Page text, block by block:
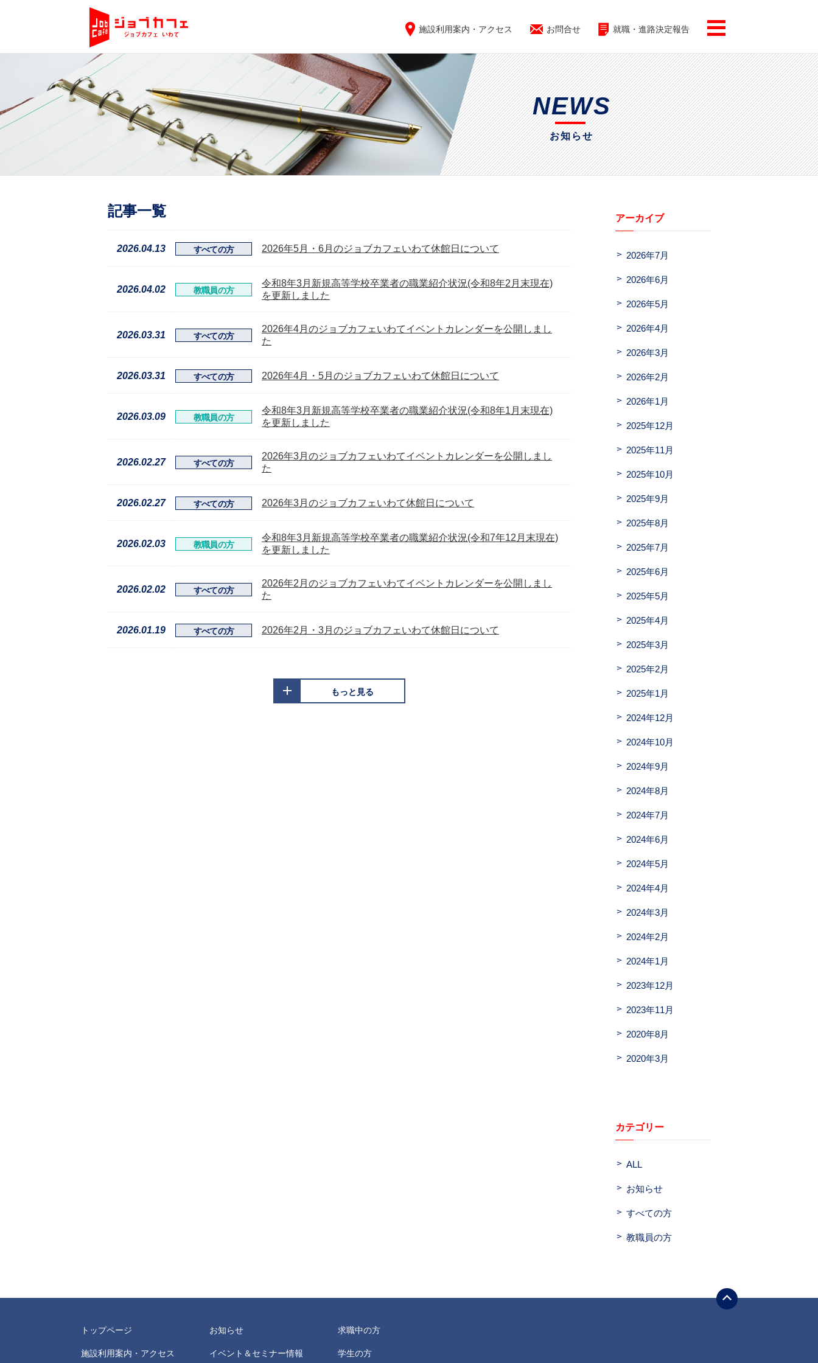
施設利用案内・アクセス お問合せ 就職・進路決定報告
NEWS
お知らせ
記事一覧
2026.04.13 すべての方 2026年5月・6月のジョブカフェいわて休館日について
2026.04.02 教職員の方
令和8年3月新規高等学校卒業者の職業紹介状況(令和8年2月末現在)
を更新しました
2026.03.31 すべての方
2026年4月のジョブカフェいわてイベントカレンダーを公開しまし
た
2026.03.31 すべての方 2026年4月・5月のジョブカフェいわて休館日について
2026.03.09 教職員の方
令和8年3月新規高等学校卒業者の職業紹介状況(令和8年1月末現在)
を更新しました
2026.02.27 すべての方
2026年3月のジョブカフェいわてイベントカレンダーを公開しまし
た
2026.02.27 すべての方 2026年3月のジョブカフェいわて休館日について
2026.02.03 教職員の方
令和8年3月新規高等学校卒業者の職業紹介状況(令和7年12月末現在)
を更新しました
2026.02.02 すべての方
2026年2月のジョブカフェいわてイベントカレンダーを公開しまし
た
2026.01.19 すべての方 2026年2月・3月のジョブカフェいわて休館日について
もっと見る
アーカイブ
2026年7月
2026年6月
2026年5月
2026年4月
2026年3月
2026年2月
2026年1月
2025年12月
2025年11月
2025年10月
2025年9月
2025年8月
2025年7月
2025年6月
2025年5月
2025年4月
2025年3月
2025年2月
2025年1月
2024年12月
2024年10月
2024年9月
2024年8月
2024年7月
2024年6月
2024年5月
2024年4月
2024年3月
2024年2月
2024年1月
2023年12月
2023年11月
2020年8月
2020年3月
カテゴリー
ALL
お知らせ
すべての方
教職員の方
トップページ
施設利用案内・アクセス
お知らせ
イベント＆セミナー情報
求職中の方
学生の方